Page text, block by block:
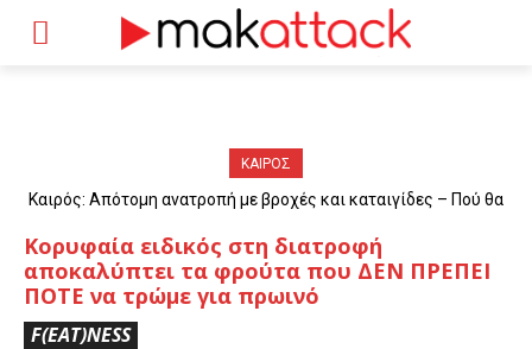
ΚΑΙΡΟΣ
Καιρός: Απότομη ανατροπή με βροχές και καταιγίδες – Πού θα
Κορυφαία ειδικός στη διατροφή
αποκαλύπτει τα φρούτα που ΔΕΝ ΠΡΕΠΕΙ
ΠΟΤΕ να τρώμε για πρωινό
F(EAT)NESS